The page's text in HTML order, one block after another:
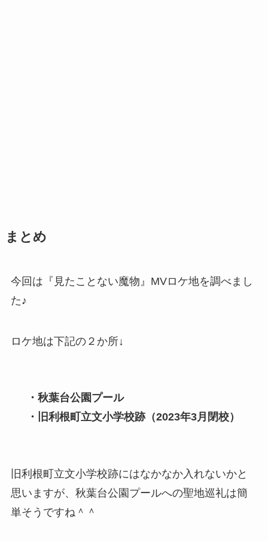
まとめ
今回は『見たことない魔物』MVロケ地を調べまし
た♪
ロケ地は下記の２か所↓
・秋葉台公園プール
・旧利根町立文小学校跡（2023年3月閉校）
旧利根町立文小学校跡にはなかなか入れないかと
思いますが、秋葉台公園プールへの聖地巡礼は簡
単そうですね＾＾